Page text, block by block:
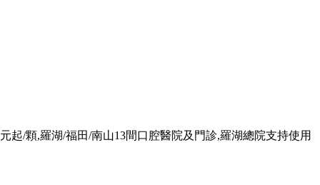
起/顆,羅湖/福田/南山13間口腔醫院及門診,羅湖總院支持使用